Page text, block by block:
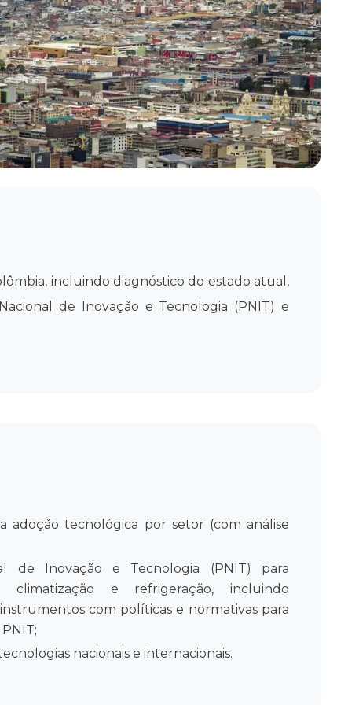
incluindo diagnóstico do estado atual,
de Inovação e Tecnologia (PNIT) e
adoção tecnológica por setor (com análise
de Inovação e Tecnologia (PNIT) para
climatização e refrigeração, incluindo
com políticas e normativas para
nacionais e internacionais.